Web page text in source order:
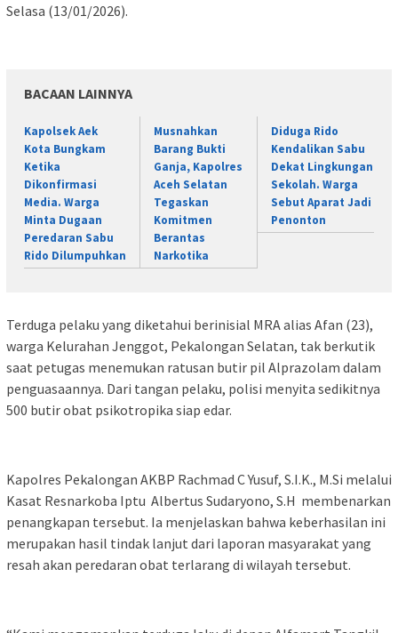
Selasa (13/01/2026).
BACAAN LAINNYA
Kapolsek Aek
Kota Bungkam
Ketika
Dikonfirmasi
Media. Warga
Minta Dugaan
Peredaran Sabu
Rido Dilumpuhkan
Musnahkan
Barang Bukti
Ganja, Kapolres
Aceh Selatan
Tegaskan
Komitmen
Berantas
Narkotika
Diduga Rido
Kendalikan Sabu
Dekat Lingkungan
Sekolah. Warga
Sebut Aparat Jadi
Penonton
Terduga pelaku yang diketahui berinisial MRA alias Afan (23),
warga Kelurahan Jenggot, Pekalongan Selatan, tak berkutik
saat petugas menemukan ratusan butir pil Alprazolam dalam
penguasaannya. Dari tangan pelaku, polisi menyita sedikitnya
500 butir obat psikotropika siap edar.
Kapolres Pekalongan AKBP Rachmad C Yusuf, S.I.K., M.Si melalui
Kasat Resnarkoba Iptu Albertus Sudaryono, S.H membenarkan
penangkapan tersebut. Ia menjelaskan bahwa keberhasilan ini
merupakan hasil tindak lanjut dari laporan masyarakat yang
resah akan peredaran obat terlarang di wilayah tersebut.